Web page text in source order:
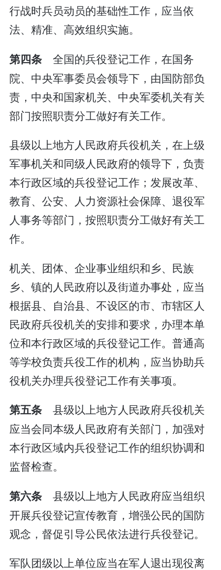
行战时兵员动员的基础性工作，应当依
法、精准、高效组织实施。
第四条全国的兵役登记工作，在国务
院、中央军事委员会领导下，由国防部负
责，中央和国家机关、中央军委机关有关
部门按照职责分工做好有关工作。
县级以上地方人民政府兵役机关，在上级
军事机关和同级人民政府的领导下，负责
本行政区域的兵役登记工作；发展改革、
教育、公安、人力资源社会保障、退役军
人事务等部门，按照职责分工做好有关工
作。
机关、团体、企业事业组织和乡、民族
乡、镇的人民政府以及街道办事处，应当
根据县、自治县、不设区的市、市辖区人
民政府兵役机关的安排和要求，办理本单
位和本行政区域的兵役登记工作。普通高
等学校负责兵役工作的机构，应当协助兵
役机关办理兵役登记工作有关事项。
第五条县级以上地方人民政府兵役机关
应当会同本级人民政府有关部门，加强对
本行政区域内兵役登记工作的组织协调和
监督检查。
第六条县级以上地方人民政府应当组织
开展兵役登记宣传教育，增强公民的国防
观念，督促引导公民依法进行兵役登记。
军队团级以上单位应当在军人退出现役离